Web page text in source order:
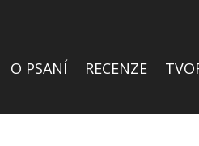
O PSANÍ RECENZE